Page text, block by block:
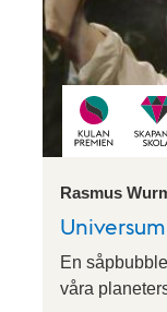
Rasmus
En
våra